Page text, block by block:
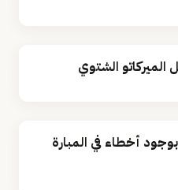
الميركاتو الشتوي
أخطاء في المبارة